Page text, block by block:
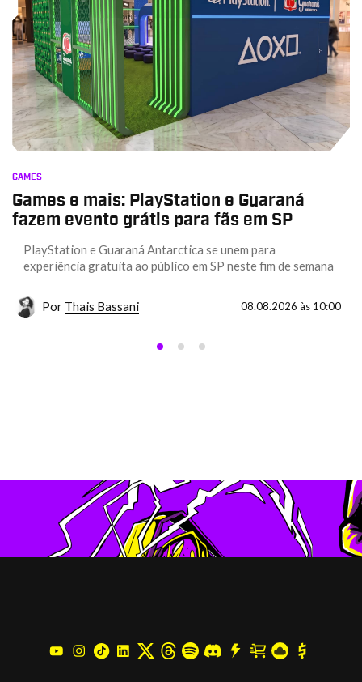
GAMES
Games e mais: PlayStation e Guaraná
fazem evento grátis para fãs em SP
PlayStation e Guaraná Antarctica se unem para
experiência gratuita ao público em SP neste fim de semana
Por Thais Bassani 08.08.2026 às 10:00